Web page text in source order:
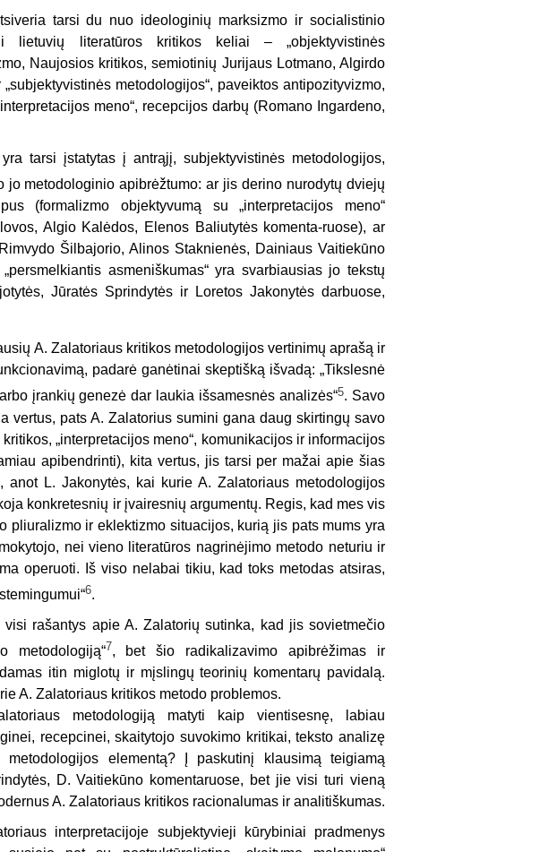
tarsi du nuo ideologinių marksizmo ir socialistinio
lietuvių literatūros kritikos keliai – „objektyvistinės
Naujosios kritikos, semiotinių Jurijaus Lotmano, Algirdo
metodologijos“, paveiktos antipozityvizmo,
meno“, recepcijos darbų (Romano Ingardeno,
tarsi įstatytas į antrąjį, subjektyvistinės metodologijos,
metodologinio apibrėžtumo: ar jis derino nurodytų dviejų
(formalizmo objektyvumą su „interpretacijos meno“
Algio Kalėdos, Elenos Baliutytės komenta-ruose), ar
Šilbajorio, Alinos Staknienės, Dainiaus Vaitiekūno
asmeniškumas“ yra svarbiausias jo tekstų
Jūratės Sprindytės ir Loretos Jakonytės darbuose,
A. Zalatoriaus kritikos metodologijos vertinimų aprašą ir
padarė ganėtinai skeptišką išvadą: „Tikslesnė
įrankių genezė dar laukia išsamesnės analizės“5. Savo
vertus, pats A. Zalatorius sumini gana daug skirtingų savo
„interpretacijos meno“, komunikacijos ir informacijos
apibendrinti), kita vertus, jis tarsi per mažai apie šias
L. Jakonytės, kai kurie A. Zalatoriaus metodologijos
konkretesnių ir įvairesnių argumentų. Regis, kad mes vis
pliuralizmo ir eklektizmo situacijos, kurią jis pats mums yra
nei vieno literatūros nagrinėjimo metodo neturiu ir
operuoti. Iš viso nelabai tikiu, kad toks metodas atsiras,
6.
rašantys apie A. Zalatorių sutinka, kad jis sovietmečio
metodologiją“7, bet šio radikalizavimo apibrėžimas ir
itin miglotų ir mįslingų teorinių komentarų pavidalą.
A. Zalatoriaus kritikos metodo problemos.
metodologiją matyti kaip vientisesnę, labiau
recepcinei, skaitytojo suvokimo kritikai, teksto analizę
elementą? Į paskutinį klausimą teigiamą
D. Vaitiekūno komentaruose, bet jie visi turi vieną
A. Zalatoriaus kritikos racionalumas ir analitiškumas.
interpretacijoje subjektyvieji kūrybiniai pradmenys